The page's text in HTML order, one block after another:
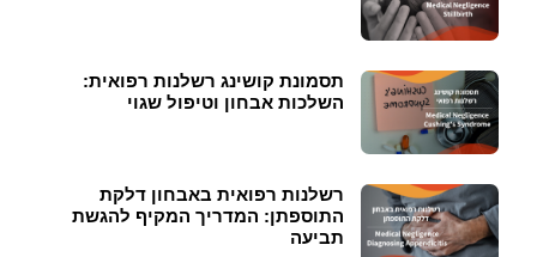
תסמונת קושינג רשלנות רפואית:
השלכות אבחון וטיפול שגוי
רשלנות רפואית באבחון דלקת
התוספתן: המדריך המקיף להגשת
תביעה